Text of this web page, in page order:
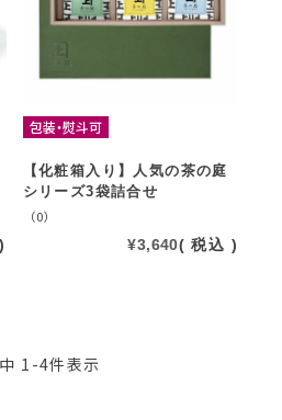
包装・熨斗可
【化粧箱入り】人気の茶の庭
シリーズ3袋詰合せ
（0）
¥3,640 税込
1 -4件表示